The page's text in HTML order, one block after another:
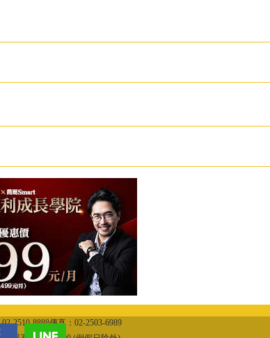
2510-8888傳真：02-2503-6989
週五09:00~18:00 (例假日除外)